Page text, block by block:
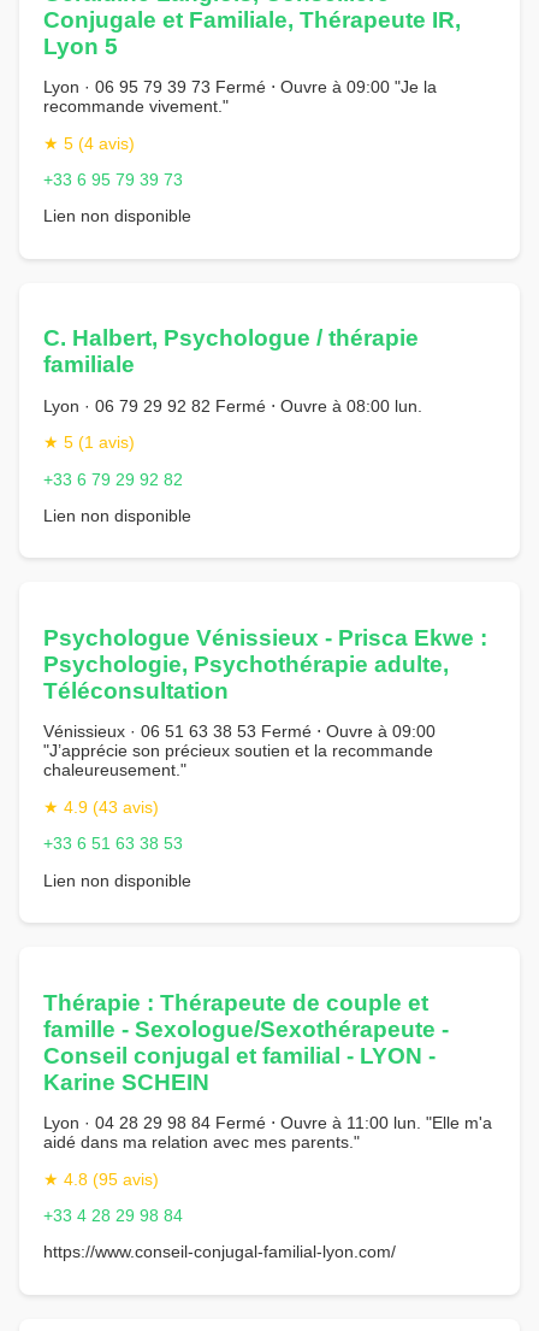
Conjugale et Familiale, Thérapeute IR,
Lyon 5
Lyon · 06 95 79 39 73 Fermé ⋅ Ouvre à 09:00 "Je la
recommande vivement."
★ 5 (4 avis)
+33 6 95 79 39 73
Lien non disponible
C. Halbert, Psychologue / thérapie
familiale
Lyon · 06 79 29 92 82 Fermé ⋅ Ouvre à 08:00 lun.
★ 5 (1 avis)
+33 6 79 29 92 82
Lien non disponible
Psychologue Vénissieux - Prisca Ekwe :
Psychologie, Psychothérapie adulte,
Téléconsultation
Vénissieux · 06 51 63 38 53 Fermé ⋅ Ouvre à 09:00
"J’apprécie son précieux soutien et la recommande
chaleureusement."
★ 4.9 (43 avis)
+33 6 51 63 38 53
Lien non disponible
Thérapie : Thérapeute de couple et
famille - Sexologue/Sexothérapeute -
Conseil conjugal et familial - LYON -
Karine SCHEIN
Lyon · 04 28 29 98 84 Fermé ⋅ Ouvre à 11:00 lun. "Elle m'a
aidé dans ma relation avec mes parents."
★ 4.8 (95 avis)
+33 4 28 29 98 84
https://www.conseil-conjugal-familial-lyon.com/